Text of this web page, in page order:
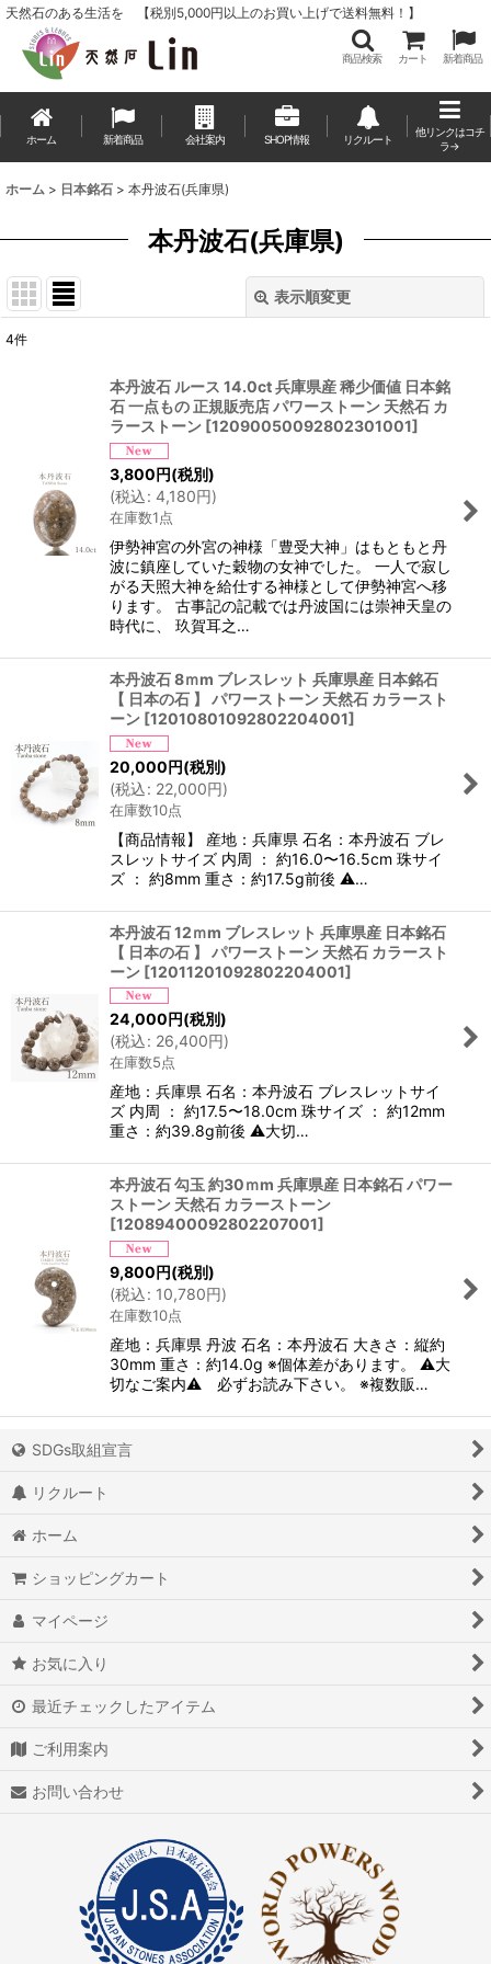
天然石のある生活を 【税別5,000円以上のお買い上げで送料無料！】
商品検索 カート 新着商品
ホーム 新着商品 会社案内 SHOP情報 リクルート
他リンクはコチ
ラ→
ホーム > 日本銘石 > 本丹波石(兵庫県)
本丹波石(兵庫県)
表示順変更
4件
本丹波石 ルース 14.0ct 兵庫県産 稀少価値 日本銘
石 一点もの 正規販売店 パワーストーン 天然石 カ
ラーストーン [12090050092802301001]
3,800円(税別)
(税込: 4,180円)
在庫数1点
伊勢神宮の外宮の神様「豊受大神」はもともと丹
波に鎮座していた穀物の女神でした。 一人で寂し
がる天照大神を給仕する神様として伊勢神宮へ移
ります。 古事記の記載では丹波国には崇神天皇の
時代に、 玖賀耳之…
本丹波石 8ｍm ブレスレット 兵庫県産 日本銘石
【 日本の石 】 パワーストーン 天然石 カラースト
ーン [12010801092802204001]
20,000円(税別)
(税込: 22,000円)
在庫数10点
【商品情報】 産地：兵庫県 石名：本丹波石 ブレ
スレットサイズ 内周 ： 約16.0〜16.5cm 珠サイ
ズ ： 約8mm 重さ：約17.5g前後 ⚠…
本丹波石 12ｍm ブレスレット 兵庫県産 日本銘石
【 日本の石 】 パワーストーン 天然石 カラースト
ーン [12011201092802204001]
24,000円(税別)
(税込: 26,400円)
在庫数5点
産地：兵庫県 石名：本丹波石 ブレスレットサイ
ズ 内周 ： 約17.5〜18.0cm 珠サイズ ： 約12mm
重さ：約39.8g前後 ⚠大切…
本丹波石 勾玉 約30ｍm 兵庫県産 日本銘石 パワー
ストーン 天然石 カラーストーン
[12089400092802207001]
9,800円(税別)
(税込: 10,780円)
在庫数10点
産地：兵庫県 丹波 石名：本丹波石 大きさ：縦約
30mm 重さ：約14.0g ※個体差があります。 ⚠大
切なご案内⚠ 必ずお読み下さい。 ※複数販…
SDGs取組宣言
リクルート
ホーム
ショッピングカート
マイページ
お気に入り
最近チェックしたアイテム
ご利用案内
お問い合わせ